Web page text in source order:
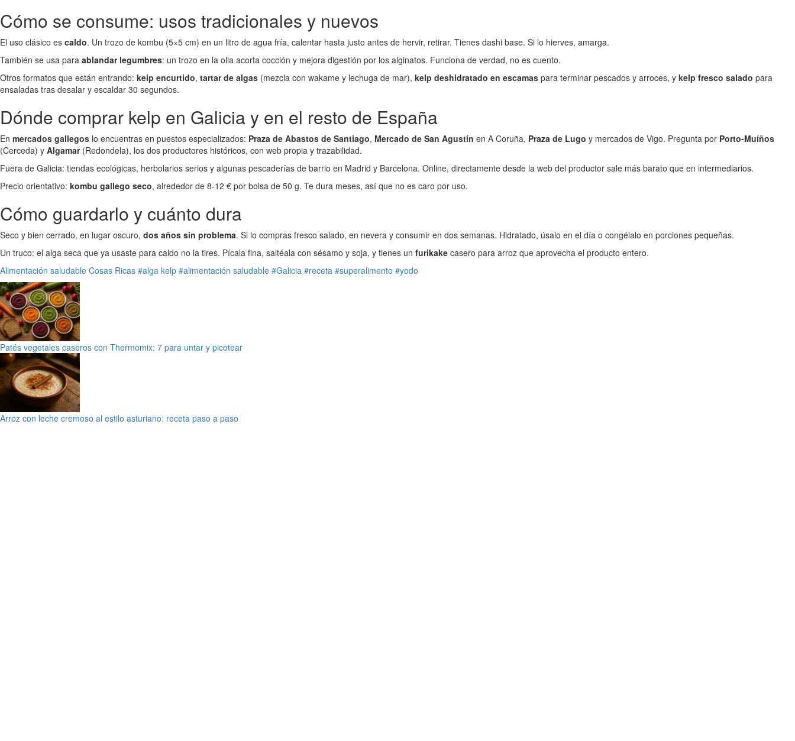
Cómo se consume: usos tradicionales y nuevos
El uso clásico es caldo. Un trozo de kombu (5×5 cm) en un litro de agua fría, calentar hasta justo antes de hervir, retirar. Tienes dashi base. Si lo hierves, amarga.
También se usa para ablandar legumbres: un trozo en la olla acorta cocción y mejora digestión por los alginatos. Funciona de verdad, no es cuento.
Otros formatos que están entrando: kelp encurtido, tartar de algas (mezcla con wakame y lechuga de mar), kelp deshidratado en escamas para terminar pescados y arroces, y kelp fresco salado para
ensaladas tras desalar y escaldar 30 segundos.
Dónde comprar kelp en Galicia y en el resto de España
En mercados gallegos lo encuentras en puestos especializados: Praza de Abastos de Santiago, Mercado de San Agustín en A Coruña, Praza de Lugo y mercados de Vigo. Pregunta por Porto-Muíños
(Cerceda) y Algamar(Redondela), los dos productores históricos, con web propia y trazabilidad.
Fuera de Galicia: tiendas ecológicas, herbolarios serios y algunas pescaderías de barrio en Madrid y Barcelona. Online, directamente desde la web del productor sale más barato que en intermediarios.
Precio orientativo: kombu gallego seco, alrededor de 8-12 € por bolsa de 50 g. Te dura meses, así que no es caro por uso.
Cómo guardarlo y cuánto dura
Seco y bien cerrado, en lugar oscuro, dos años sin problema. Si lo compras fresco salado, en nevera y consumir en dos semanas. Hidratado, úsalo en el día o congélalo en porciones pequeñas.
Un truco: el alga seca que ya usaste para caldo no la tires. Pícala fina, saltéala con sésamo y soja, y tienes un furikake casero para arroz que aprovecha el producto entero.
Alimentación saludable Cosas Ricas #alga kelp #alimentación saludable #Galicia #receta #superalimento #yodo
Patés vegetales caseros con Thermomix: 7 para untar y picotear
Arroz con leche cremoso al estilo asturiano: receta paso a paso